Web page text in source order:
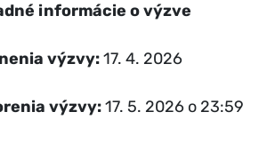
informácie o výzve
výzvy:17. 4. 2026
výzvy:17. 5. 2026 o 23:59